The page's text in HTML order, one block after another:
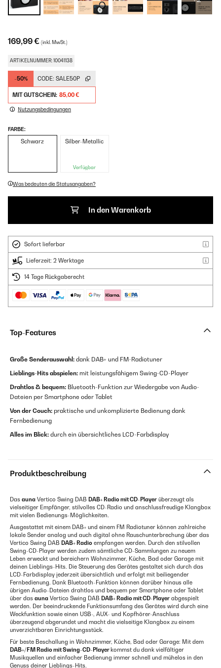
169,99 € (inkl. MwSt.)
ARTIKELNUMMER: 10041138
-50% CODE: SALE50P
MIT GUTSCHEIN: 85,00 €
Nutzungsbedingungen
FARBE:
Schwarz Silber-Metallic
Verfügbar
Was bedeuten die Statusangaben?
In den Warenkorb
Sofort lieferbar
Lieferzeit: 2 Werktage
14 Tage Rückgaberecht
Top-Features
Große Senderauswahl: dank DAB+ und FM-Radiotuner
Lieblings-Hits abspielen: mit leistungsfähigem Swing-CD-Player
Drahtlos & bequem: Bluetooth-Funktion zur Wiedergabe von Audio-
Dateien per Smartphone oder Tablet
Von der Couch: praktische und unkomplizierte Bedienung dank
Fernbedienung
Alles im Blick: durch ein übersichtliches LCD-Farbdisplay
Produktbeschreibung
Das auna Vertico Swing DAB DAB+ Radio mit CD-Player überzeugt als
vielseitiger Empfänger, stilvolles CD-Radio und anschlussfreudige Klangbox
mit vielen Bedienungs-Möglichkeiten.
Ausgestattet mit einem DAB+ und einem FM Radiotuner können zahlreiche
lokale Sender analog und auch digital ohne Rauschunterbrechung über das
Vertico Swing DAB DAB+ Radio empfangen werden. Durch den stilvollen
Swing-CD-Player werden zudem sämtliche CD-Sammlungen zu neuem
Leben erweckt und bereichern Wohnzimmer, Küche, Bad oder Garage mit
deinen Lieblings-Hits. Die Steuerung des Gerätes gestaltet sich durch das
LCD-Farbdisplay jederzeit übersichtlich und erfolgt mit beiliegender
Fernbedienung. Dank Bluetooth-Funktion können darüber hinaus alle
übrigen Audio-Dateien drahtlos und bequem per Smartphone oder Tablet
über das auna Vertico Swing DAB DAB+ Radio mit CD-Player abgespielt
werden. Der beeindruckende Funktionsumfang des Gerätes wird durch eine
Weckfunktion sowie einen USB-, AUX- und Kopfhörer-Anschluss
überzeugend abgerundet und macht die vielseitige Klangbox zu einem
unverzichtbaren Einrichtungsstück.
Für beste Beschallung in Wohnzimmer, Küche, Bad oder Garage: Mit dem
DAB+/FM Radio mit Swing-CD-Player kommst du dank vielfältiger
Musikquellen und einfacher Bedienung immer schnell und mühelos in den
Genuss deiner Lieblings-Hits.